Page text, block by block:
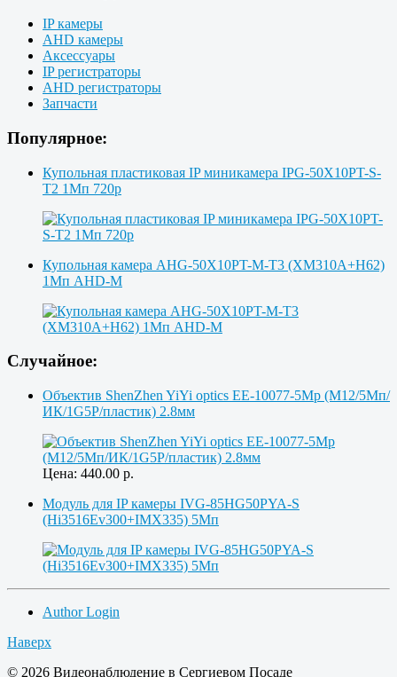
IP камеры
AHD камеры
Аксессуары
IP регистраторы
AHD регистраторы
Запчасти
Популярное:
Купольная пластиковая IP миникамера IPG-50X10PT-S-
T2 1Мп 720p
Купольная камера AHG-50X10PT-M-T3 (XM310A+H62)
1Мп AHD-M
Случайное:
Объектив ShenZhen YiYi optics EE-10077-5Mp (M12/5Мп/
ИК/1G5P/пластик) 2.8мм
Цена: 440.00 р.
Модуль для IP камеры IVG-85HG50PYA-S
(Hi3516Ev300+IMX335) 5Мп
Author Login
Наверх
© 2026 Видеонаблюдение в Сергиевом Посаде